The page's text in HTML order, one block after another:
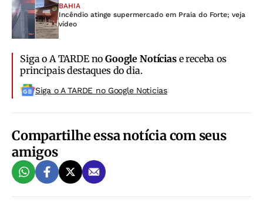
BAHIA
Incêndio atinge supermercado em Praia do Forte; veja
vídeo
Siga o A TARDE noGoogle Notíciase receba os
principais destaques do dia.
Siga o A TARDE no Google Noticias
Compartilhe essa notícia com seus
amigos